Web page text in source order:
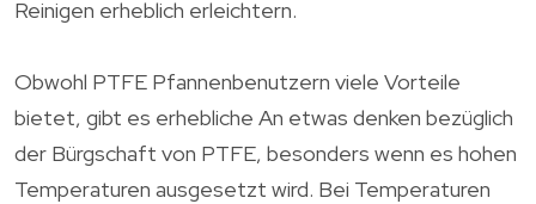
Reinigen erheblich erleichtern.
Obwohl PTFE Pfannenbenutzern viele Vorteile
bietet, gibt es erhebliche An etwas denken bezüglich
der Bürgschaft von PTFE, besonders wenn es hohen
Temperaturen ausgesetzt wird. Bei Temperaturen